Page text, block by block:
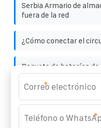
Serbia Armario de
fuera de la red
¿Cómo conectar el
Paquete de baterías de
Placa de circuito
El complejo utiliza un
*
*